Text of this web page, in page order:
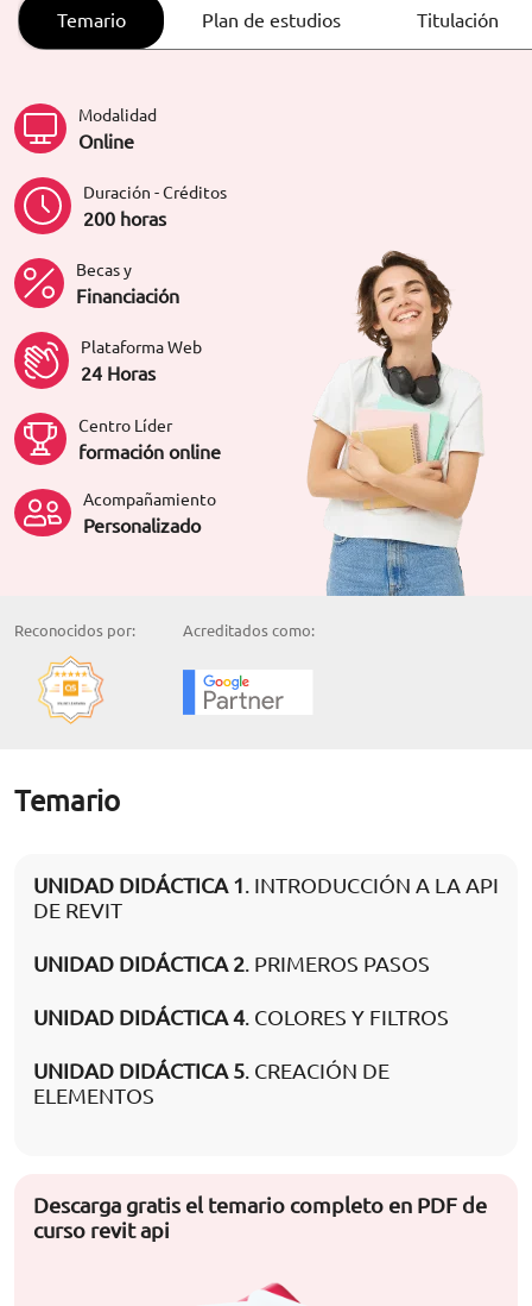
ORIENTACIÓN LABORAL
Temario Plan de estudios Titulación
Modalidad
Online
Duración - Créditos
200 horas
Becas y
Financiación
Plataforma Web
24 Horas
Centro Líder
formación online
Acompañamiento
Personalizado
Reconocidos por: Acreditados como:
Temario
UNIDAD DIDÁCTICA 1. INTRODUCCIÓN A LA API
DE REVIT
UNIDAD DIDÁCTICA 2. PRIMEROS PASOS
UNIDAD DIDÁCTICA 4. COLORES Y FILTROS
UNIDAD DIDÁCTICA 5. CREACIÓN DE
ELEMENTOS
Descarga gratis el temario completo en PDF de
curso revit api